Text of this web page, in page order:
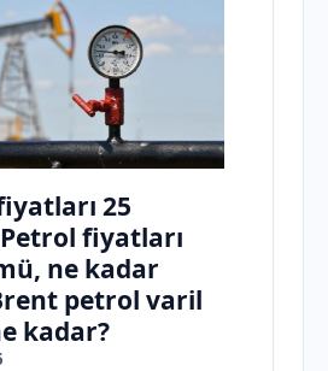
25
Petrol fiyatları
ne kadar
petrol varil
kadar?